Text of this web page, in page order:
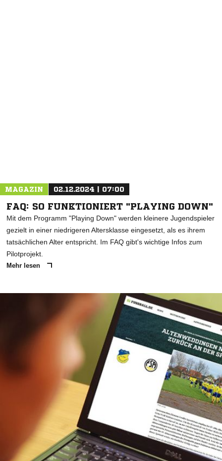
MAGAZIN 02.12.2024 | 07:00
FAQ: SO FUNKTIONIERT "PLAYING DOWN"
Mit dem Programm "Playing Down" werden kleinere Jugendspieler
gezielt in einer niedrigeren Altersklasse eingesetzt, als es ihrem
tatsächlichen Alter entspricht. Im FAQ gibt's wichtige Infos zum
Pilotprojekt.
Mehr lesen